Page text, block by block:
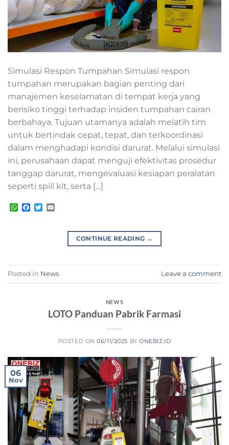
Simulasi Respon Tumpahan Simulasi respon
tumpahan merupakan bagian penting dari
manajemen keselamatan di tempat kerja yang
berisiko tinggi terhadap insiden tumpahan cairan
berbahaya. Tujuan utamanya adalah melatih tim
untuk bertindak cepat, tepat, dan terkoordinasi
dalam menghadapi kondisi darurat. Melalui simulasi
ini, perusahaan dapat menguji efektivitas prosedur
tanggap darurat, mengevaluasi kesiapan peralatan
seperti spill kit, serta […]
WhatsApp
Facebook
Twitter
CONTINUE READING →
Posted in News Leave a comment
NEWS
LOTO Panduan Pabrik Farmasi
POSTED ON06/11/2025 BYONEBIZ.ID
06
Nov